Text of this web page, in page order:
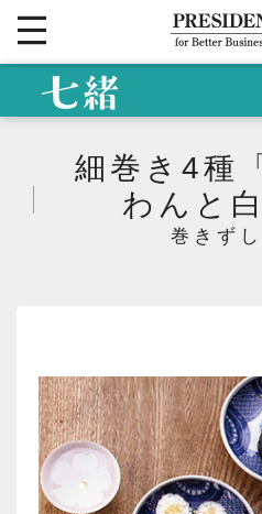
細巻き4種
わんと
巻きずし